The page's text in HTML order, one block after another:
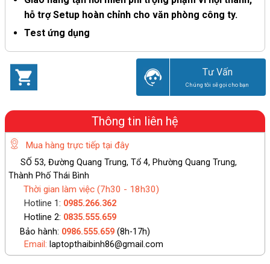
hỗ trợ Setup hoàn chỉnh cho văn phòng công ty.
Test ứng dụng
Tư Vấn
Chúng tôi sẽ gọi cho bạn
Thông tin liên hệ
Mua hàng trực tiếp tại đây
SỐ 53, Đường Quang Trung, Tổ 4, Phường Quang Trung,
Thành Phố Thái Bình
Thời gian làm việc (7h30 - 18h30)
Hotline 1: 0985.266.362
Hotline 2: 0835.555.659
Bảo hành: 0986.555.659 (8h-17h)
Email: laptopthaibinh86@gmail.com